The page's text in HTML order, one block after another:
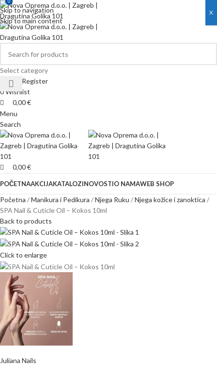
Skip to navigation
Skip to main content
Select category
Login / Register
0 Wishlist
0
0,00€
Menu
Search
0
0,00€
POČETNAAKCIJAKATALOZINOVOSTIO NAMAWEB SHOP
Početna Manikura i Pedikura Njega Ruku
Njega kožice i zanoktica
SPA Nail & Cuticle Oil – Kokos 10ml
Back to products
Click to enlarge
Juliana Nails
X